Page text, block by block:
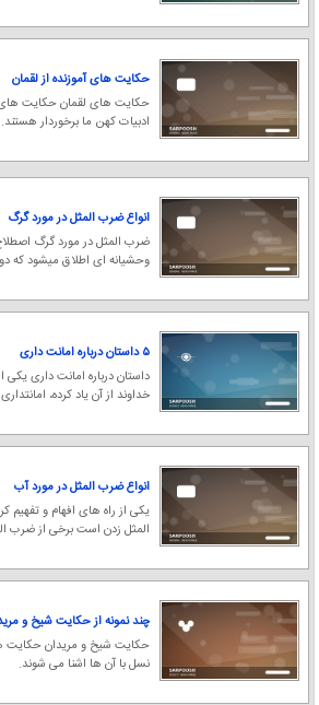
حکایت های آموزنده از لقمان
حکایت های لقمان حکایت های
ادبیات کهن ما برخوردار هستند.
انواع ضرب المثل در مورد گرگ
ضرب المثل در مورد گرگ
وحشیانه ای اطلاق میشود که
۵ داستان درباره امانت داری
داستان درباره امانت داری
خداوند از آن یاد کرده،
انواع ضرب المثل در مورد آب
یکی از راه های افهام و
المثل زدن است برخی از ضرب
چند نمونه از حکایت شیخ و
حکایت شیخ و مریدان حکایت
نسل با آن ها اشنا می شوند.